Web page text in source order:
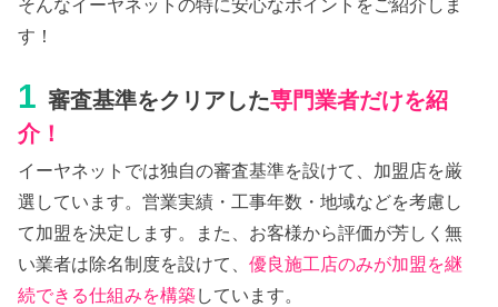
そんなイーヤネットの特に安心なポイントをご紹介しま
す！
1 審査基準をクリアした専門業者だけを紹
介！
イーヤネットでは独自の審査基準を設けて、加盟店を厳
選しています。営業実績・工事年数・地域などを考慮し
て加盟を決定します。また、お客様から評価が芳しく無
い業者は除名制度を設けて、優良施工店のみが加盟を継
続できる仕組みを構築しています。